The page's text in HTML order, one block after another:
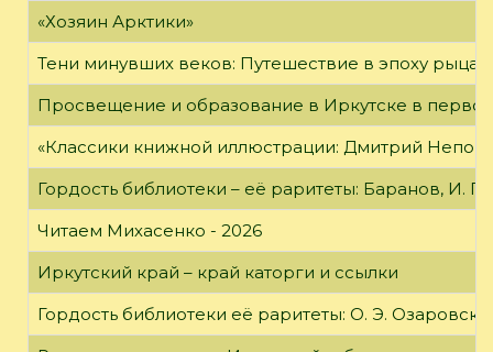
«Хозяин Арктики»
Тени минувших веков: Путешествие в эпоху
Просвещение и образование в Иркутске в
«Классики книжной иллюстрации: Дмитрий
Гордость библиотеки – её раритеты: Баранов, И.
Читаем Михасенко - 2026
Иркутский край – край каторги и ссылки
Гордость библиотеки её раритеты: О. Э.